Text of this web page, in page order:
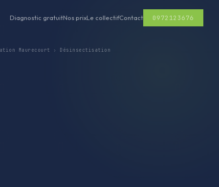
Diagnostic gratuitNos prixLe collectifContact 0972123676
Maurecourt › Désinsectisation